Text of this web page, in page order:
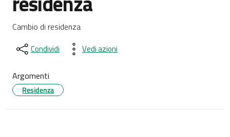
Dettagli del documento
Cambio di residenza
Condividi Vedi azioni
Argomenti
Residenza